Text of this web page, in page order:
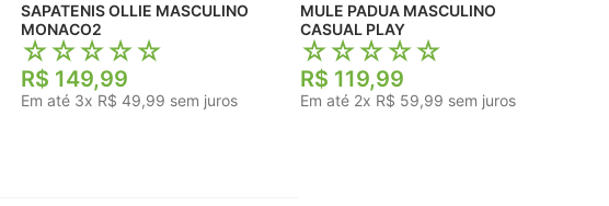
SAPATENIS OLLIE MASCULINO
MONACO2
☆☆☆☆☆
R$ 149,99
Em até 3x R$ 49,99 sem juros
MULE PADUA MASCULINO
CASUAL PLAY
☆☆☆☆☆
R$ 119,99
Em até 2x R$ 59,99 sem juros